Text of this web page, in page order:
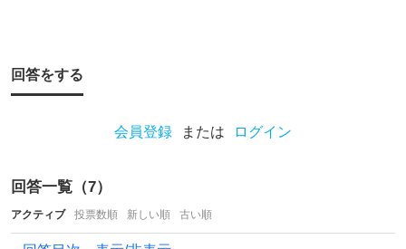
し
た
。
回答をする
会員登録 または ログイン
回答一覧（7）
アクティブ 投票数順 新しい順 古い順